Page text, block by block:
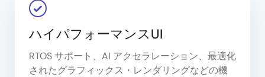
ハイパフォーマンスUI
RTOS サポート、AI アクセラレーション、最適化
されたグラフィックス・レンダリングなどの機